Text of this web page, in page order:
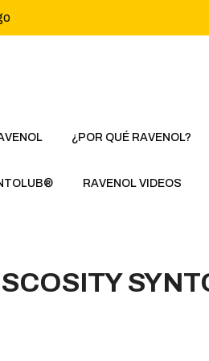
¿POR QUÉ RAVENOL?
RAVENOL VIDEOS